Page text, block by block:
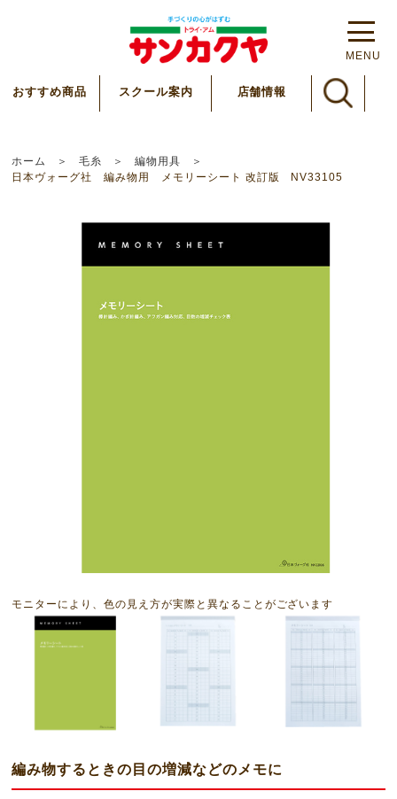
MENU
おすすめ商品 スクール案内 店舗情報
ホーム 毛糸
編物用具
日本ヴォーグ社 編み物用 メモリーシート 改訂版 NV33105
モニターにより、色の見え方が実際と異なることがございます
編み物するときの目の増減などのメモに